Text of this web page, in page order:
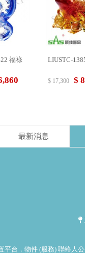
祿
LIUSTC-
$ 17,300 $
最新消息
台，物件 (服務) 聯絡人